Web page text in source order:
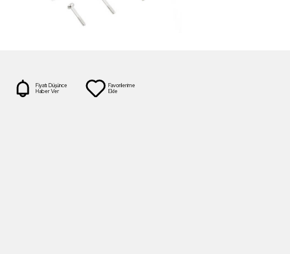
Fiyatı Düşünce
Haber Ver
Favorilerime
Ekle